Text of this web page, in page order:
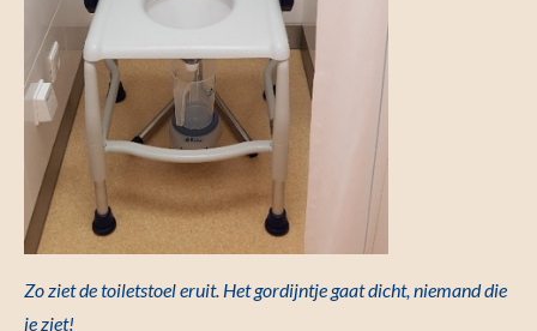
Zo ziet de toiletstoel eruit. Het gordijntje gaat dicht, niemand die
je ziet!